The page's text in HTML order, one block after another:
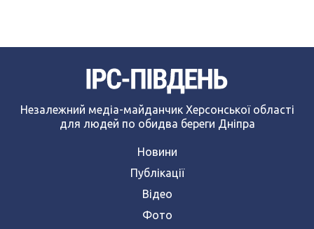
Незалежний медіа-майданчик Херсонської області
для людей по обидва береги Дніпра
Новини
Публікації
Відео
Фото